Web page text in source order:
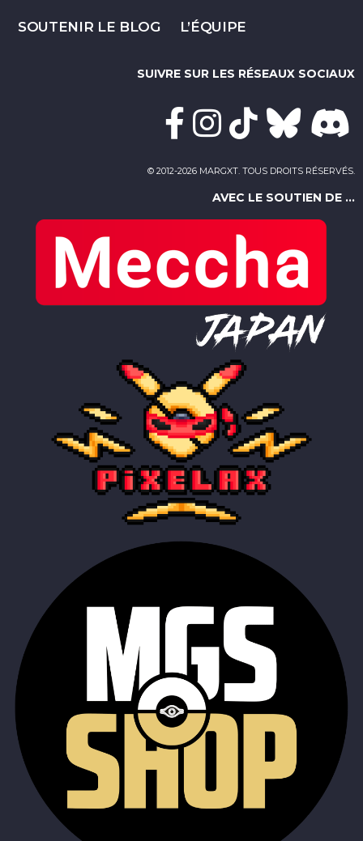
SOUTENIR LE BLOG L’ÉQUIPE
SUIVRE SUR LES RÉSEAUX SOCIAUX
© 2012-2026 MARGXT. TOUS DROITS RÉSERVÉS.
AVEC LE SOUTIEN DE ...